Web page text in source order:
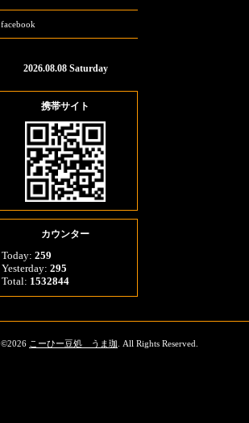
facebook
2026.08.08 Saturday
携帯サイト
カウンター
Today: 259
Yesterday: 295
Total: 1532844
©2026 こーひー豆処 うま珈 . All Rights Reserved.